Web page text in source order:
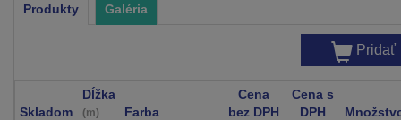
Produkty Galéria
Pridať
Skladom
Dĺžka
(m) Farba
Cena
bez DPH
Cena s
DPH